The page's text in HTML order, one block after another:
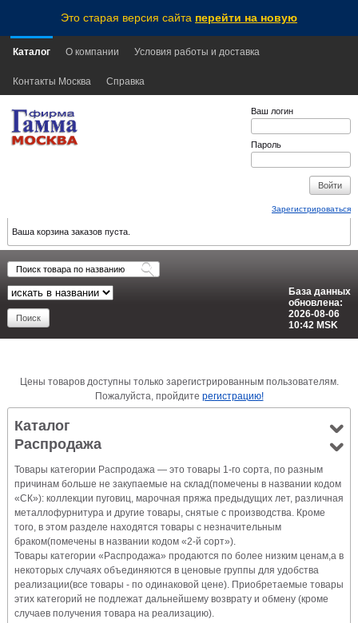
Это старая версия сайта перейти на новую
Каталог О компании Условия работы и доставка
Контакты Москва Справка
Ваш логин
Пароль
Зарегистрироваться
Ваша корзина заказов пуста.
База данных
обновлена:
2026-08-06
10:42 MSK
Цены товаров доступны только зарегистрированным пользователям.
Пожалуйста, пройдите регистрацию!
Каталог
Распродажа
Товары категории Распродажа — это товары 1-го сорта, по разным
причинам больше не закупаемые на склад(помечены в названии кодом
«СК»): коллекции пуговиц, марочная пряжа предыдущих лет, различная
металлофурнитура и другие товары, снятые с производства. Кроме
того, в этом разделе находятся товары с незначительным
браком(помечены в названии кодом «2-й сорт»).
Товары категории «Распродажа» продаются по более низким ценам,а в
некоторых случаях объединяются в ценовые группы для удобства
реализации(все товары - по одинаковой цене). Приобретаемые товары
этих категорий не подлежат дальнейшему возврату и обмену (кроме
случаев получения товара на реализацию).